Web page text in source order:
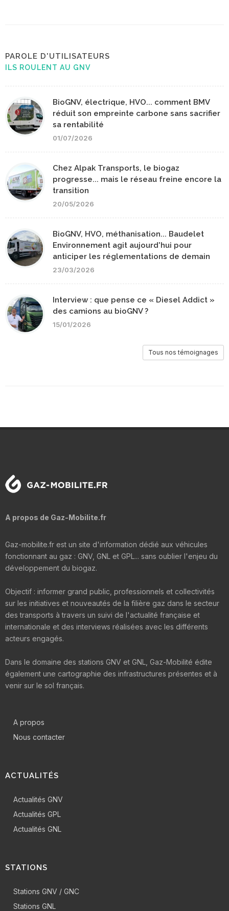
PAROLE D'UTILISATEURS
ILS ROULENT AU GNV
BioGNV, électrique, HVO... comment BMV
réduit son empreinte carbone sans sacrifier
sa rentabilité
01/07/2026
Chez Alpak Transports, le biogaz
progresse... mais le réseau freine encore la
transition
20/05/2026
BioGNV, HVO, méthanisation... Baudelet
Environnement agit aujourd'hui pour
anticiper les réglementations de demain
23/03/2026
Interview : que pense ce « Diesel Addict »
des camions au bioGNV ?
15/01/2026
Tous nos témoignages
A propos de Gaz-Mobilite.fr
Gaz-mobilite.fr est un site d'information dédié aux véhicules
fonctionnant au gaz : GNV, GNL et GPL... sans oublier l'enjeu du
développement du biogaz.
Objectif : informer grand public, professionnels et collectivités
sur les initiatives et nouveautés de la filière gaz dans le secteur
des transports à travers un suivi de l'actualité française et
internationale et des interviews réalisées avec les différents
acteurs engagés.
Dans le domaine des stations GNV et GNL, Gaz-Mobilité édite
également une cartographie des infrastructures présentes et à
venir sur le sol français.
A propos
Nous contacter
ACTUALITÉS
Actualités GNV
Actualités GPL
Actualités GNL
STATIONS
Stations GNV / GNC
Stations GNL